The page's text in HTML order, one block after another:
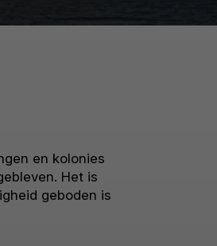
en kolonies
Het is
geboden is